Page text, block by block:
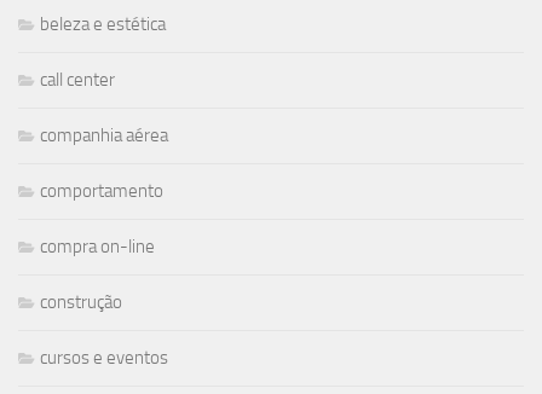
beleza e estética
call center
companhia aérea
comportamento
compra on-line
construção
cursos e eventos